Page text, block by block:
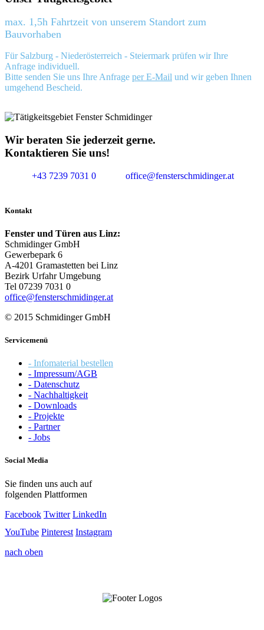
max. 1,5h Fahrtzeit von unserem Standort zum
Bauvorhaben
Für Salzburg - Niederösterreich - Steiermark prüfen wir Ihre
Anfrage individuell.
Bitte senden Sie uns Ihre Anfrage per E-Mail und wir geben Ihnen
umgehend Bescheid.
Wir beraten Sie jederzeit gerne.
Kontaktieren Sie uns!
+43 7239 7031 0 office@fensterschmidinger.at
Kontakt
Fenster und Türen aus Linz:
Schmidinger GmbH
Gewerbepark 6
A-4201 Gramastetten bei Linz
Bezirk Urfahr Umgebung
Tel 07239 7031 0
office@fensterschmidinger.at
© 2015 Schmidinger GmbH
Servicemenü
- Infomaterial bestellen
- Impressum/AGB
- Datenschutz
- Nachhaltigkeit
- Downloads
- Projekte
- Partner
- Jobs
Social Media
Sie finden uns auch auf
folgenden Plattformen
Facebook Twitter LinkedIn
YouTube Pinterest Instagram
nach oben